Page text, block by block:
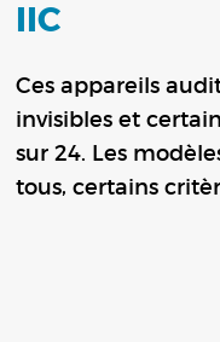
IIC
Ces appareils
invisibles et
sur 24. Les
tous, certains